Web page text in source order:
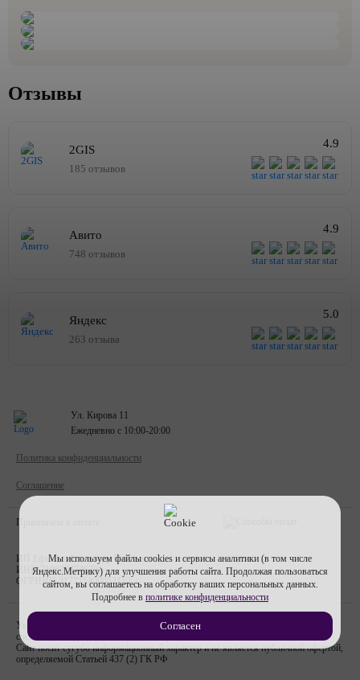
Отзывы
2GIS
185 отзывов
4.9
Авито
748 отзывов
4.9
Яндекс
263 отзыва
5.0
Ул. Кирова 11
Ежедневно с 10:00-20:00
Политика конфиденциальности
Соглашение
Принимаем к оплате
ИП Ефимов Александр Олегович
ИНН710607474670
ОГРНИП317715400053112
Указанная стоимость товаров и условия их приобретения действительны по
состоянию на дату, указанную в товаре
Сайт носит сугубо информационный характер и не является публичной офертой,
определяемой Статьей 437 (2) ГК РФ
Мы используем файлы cookies и сервисы аналитики (в том числе
Яндекс.Метрику) для улучшения работы сайта. Продолжая пользоваться
сайтом, вы соглашаетесь на обработку ваших персональных данных.
Подробнее в политике конфиденциальности
Согласен